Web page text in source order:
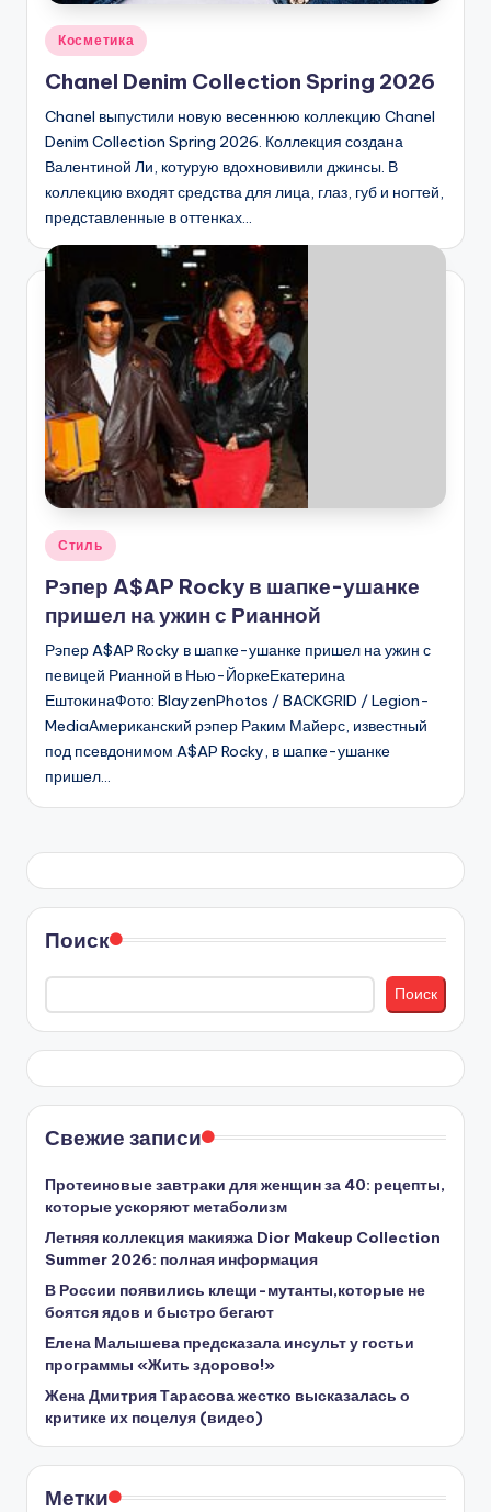
Опубликовано
Косметика
Chanel Denim Collection Spring 2026
Chanel выпустили новую весеннюю коллекцию Chanel
Denim Collection Spring 2026. Коллекция создана
Валентиной Ли, котурую вдохновивили джинсы. В
коллекцию входят средства для лица, глаз, губ и ногтей,
представленные в оттенках…
Опубликовано
Стиль
Рэпер A$AP Rocky в шапке-ушанке
пришел на ужин с Рианной
Рэпер A$AP Rocky в шапке-ушанке пришел на ужин с
певицей Рианной в Нью-ЙоркеЕкатерина
ЕштокинаФото: BlayzenPhotos / BACKGRID / Legion-
MediaАмериканский рэпер Раким Майерс, известный
под псевдонимом A$AP Rocky, в шапке-ушанке
пришел…
Поиск
Поиск
Свежие записи
Протеиновые завтраки для женщин за 40: рецепты,
которые ускоряют метаболизм
Летняя коллекция макияжа Dior Makeup Collection
Summer 2026: полная информация
В России появились клещи-мутанты,которые не
боятся ядов и быстро бегают
Елена Малышева предсказала инсульт у гостьи
программы «Жить здорово!»
Жена Дмитрия Тарасова жестко высказалась о
критике их поцелуя (видео)
Метки